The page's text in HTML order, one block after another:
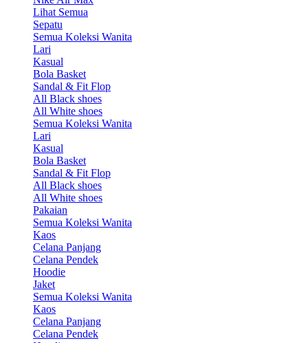
Lihat Semua
Sepatu
Semua Koleksi Wanita
Lari
Kasual
Bola Basket
Sandal & Fit Flop
All Black shoes
All White shoes
Semua Koleksi Wanita
Lari
Kasual
Bola Basket
Sandal & Fit Flop
All Black shoes
All White shoes
Pakaian
Semua Koleksi Wanita
Kaos
Celana Panjang
Celana Pendek
Hoodie
Jaket
Semua Koleksi Wanita
Kaos
Celana Panjang
Celana Pendek